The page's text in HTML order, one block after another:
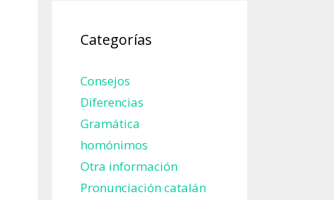
Categorías
Consejos
Diferencias
Gramática
homónimos
Otra información
Pronunciación catalán